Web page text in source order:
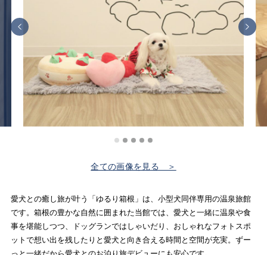
全ての画像を見る ＞
愛犬との癒し旅が叶う「ゆるり箱根」は、小型犬同伴専用の温泉旅館
です。箱根の豊かな自然に囲まれた当館では、愛犬と一緒に温泉や食
事を堪能しつつ、ドッグランではしゃいだり、おしゃれなフォトスポ
ットで想い出を残したりと愛犬と向き合える時間と空間が充実。ずー